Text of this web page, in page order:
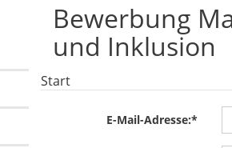
Bewerbung
und Inklusion
Start
E-Mail-Adresse:*